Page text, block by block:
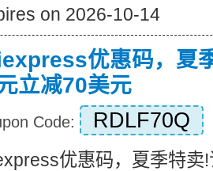
on 2026-10-14
优惠码，夏
立减70美元
Code: RDLF70Q
优惠码，夏季特卖